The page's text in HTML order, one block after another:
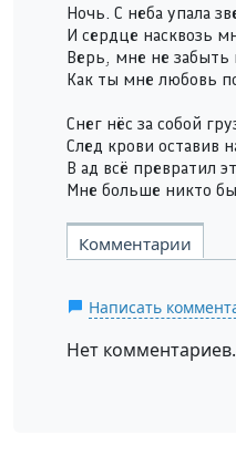
Ночь. С неба упала
И сердце насквозь
Верь, мне не забыть
Как ты мне любовь
Снег нёс за собой
След крови оставив
В ад всё превратил
Мне больше никто
Комментарии
Написать
Нет